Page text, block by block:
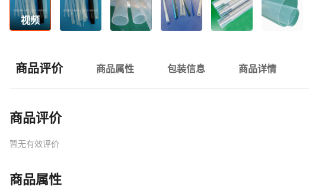
视频
商品评价 商品属性 包装信息 商品详情
商品评价
暂无有效评价
商品属性